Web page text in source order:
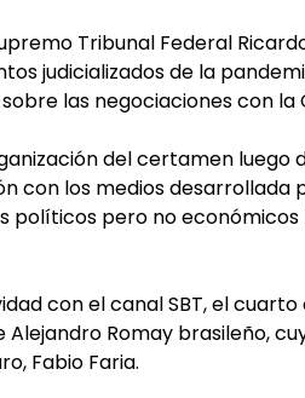
Tribunal Federal
judicializados de la
las negociaciones con la
del certamen luego
con los medios desarrollada
políticos pero no
con el canal SBT, el cuarto
Romay brasileño,
Fabio Faria.